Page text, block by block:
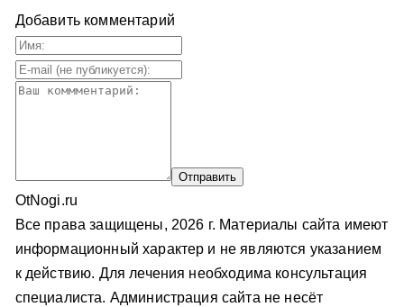
Добавить комментарий
OtNogi.ru
Все права защищены, 2026 г. Материалы сайта имеют
информационный характер и не являются указанием
к действию. Для лечения необходима консультация
специалиста. Администрация сайта не несёт